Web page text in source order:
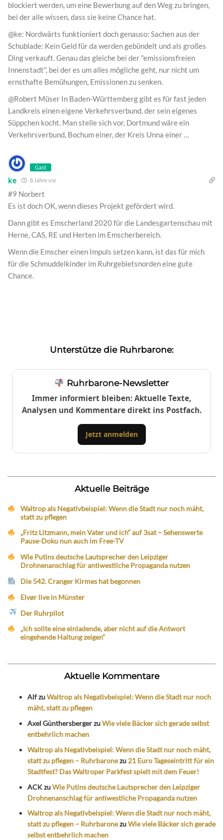
blockiert werden, um eine Bewerbung auf den Weg zu bringen,
bei der alle wissen, dass sie keine Chance hat.
@ke: Nordwärts funktioniert doch genauso: Sachen aus der
Schublade: Kein Geld für da werden gebündelt und als großes
Ding verkauft. Genau das gleiche bei der "emissionsfreien
Innenstadt", bei der es um alles mögliche geht, nur nicht um
ernsthafte Bemühungen, Emissionen zu senken.
@Robert Müser In Baden-Württemberg gibt es für fast jeden
Landkreis einen eigene Verkehrsverbund, der sein eigenes
Süppchen kocht. Man stelle sich vor, Dortmund wäre ein
Verkehrsverbund, Bochum einer, der Kreis Unna einer …
Gast
ke 8 Jahre vor
#9 Norbert
Es ist doch OK, wenn dieses Projekt gefördert wird.
Dann gibt es Emscherland 2020 für die Landesgartenschau mit
Herne, CAS, RE und Herten im Emscherbereich.
Wenn die Emscher einen Impuls setzen kann, ist das für mich
für die Schmuddelkinder im Ruhrgebietsnorden eine gute
Chance.
Unterstütze die Ruhrbarone:
Ruhrbarone-Newsletter
Immer informiert bleiben: Aktuelle Texte,
Analysen und Kommentare direkt ins Postfach.
Jetzt anmelden
Aktuelle Beiträge
Waltrop als Negativbeispiel: Wenn die Stadt nur noch mäht,
statt zu pflegen
„Fritz Litzmann, mein Vater und ich“ auf 3sat – Sehenswerte
Pause-Doku nun auch im Free-TV
Wie Putins deutsche Lautsprecher den Leipziger
Drohnenanschlag für antiwestliche Propaganda nutzen
Die 542. Cranger Kirmes hat begonnen
Eivør live in Münster
Der Ruhrpilot
„Ich sollte eine einladende, aber nicht auf die Antwort
eingehende Haltung zeigen“
Aktuelle Kommentare
AlfzuWaltrop als Negativbeispiel: Wenn die Stadt nur noch
mäht, statt zu pflegen
Axel GünthersbergerzuWie viele Bäcker sich gerade selbst
entbehrlich machen
Waltrop als Negativbeispiel: Wenn die Stadt nur noch mäht,
statt zu pflegen – Ruhrbaronezu 21 Euro Tageseintritt für ein
Stadtfest? Das Waltroper Parkfest spielt mit dem Feuer!
ACKzuWie Putins deutsche Lautsprecher den Leipziger
Drohnenanschlag für antiwestliche Propaganda nutzen
Waltrop als Negativbeispiel: Wenn die Stadt nur noch mäht,
statt zu pflegen – RuhrbaronezuWie viele Bäcker sich gerade
selbst entbehrlich machen